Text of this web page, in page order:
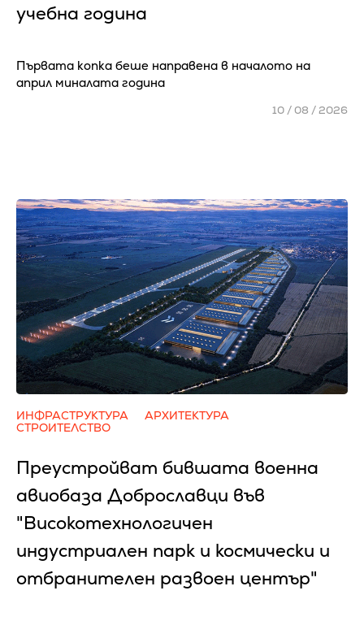
учебна година
Първата копка беше направена в началото на
април миналата година
10 / 08 / 2026
ИНФРАСТРУКТУРА
АРХИТЕКТУРА
СТРОИТЕЛСТВО
Преустройват бившата военна
авиобаза Доброславци във
"Високотехнологичен
индустриален парк и космически и
отбранителен развоен център"